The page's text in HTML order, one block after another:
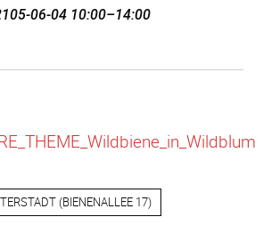
06-04 10:00–14:00
(BIENENALLEE 17)